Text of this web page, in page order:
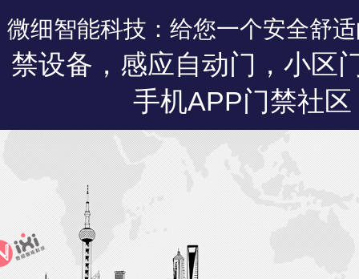
微细智能科技：给您一个安全舒
禁设备，感应自动门，小区
手机APP门禁社